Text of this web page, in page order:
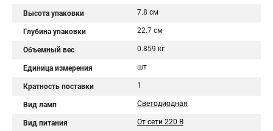
Высота упаковки 7.8 см
Глубина упаковки 22.7 см
Объемный вес 0.859 кг
Единица измерения шт
Кратность поставки 1
Вид ламп Светодиодная
Вид питания От сети 220 В